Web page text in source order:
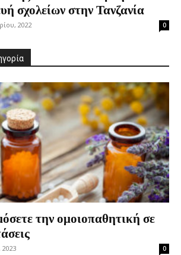
σχολείων στην Τανζανία
2022 0
την ομοιοπαθητική σε
0